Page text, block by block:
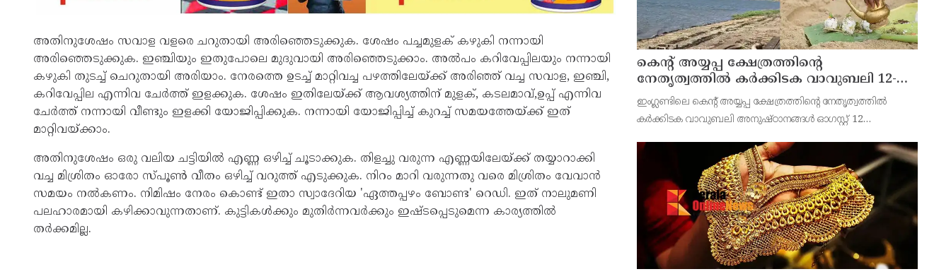
അതിനുശേഷം സവാള വളരെ ചറുതായി അരിഞ്ഞെടുക്കുക. ശേഷം പച്ചമുളക് കഴുകി നന്നായി
അരിഞ്ഞെടുക്കുക. ഇഞ്ചിയും ഇതുപോലെ മുദുവായി അരിഞ്ഞെടുക്കാം. അൽപം കറിവേപ്പിലയും നന്നായി
കഴുകി തുടച്ച് ചെറുതായി അരിയാം. നേരത്തെ ഉടച്ച് മാറ്റിവച്ച പഴത്തിലേയ്‌ക്ക് അരിഞ്ഞ് വച്ച സവാള, ഇഞ്ചി,
കറിവേപ്പില എന്നിവ ചേർത്ത് ഇളക്കുക. ശേഷം ഇതിലേയ്‌ക്ക് ആവശ്യത്തിന് മുളക്, കടലമാവ്,ഉപ്പ് എന്നിവ
ചേർത്ത് നന്നായി വീണ്ടും ഇളക്കി യോജിപ്പിക്കുക. നന്നായി യോജിപ്പിച്ച് കുറച്ച് സമയത്തേയ്‌ക്ക് ഇത്
മാറ്റിവയ്‌ക്കാം.
അതിനുശേഷം ഒരു വലിയ ചട്ടിയിൽ എണ്ണ ഒഴിച്ച് ചൂടാക്കുക. തിളച്ചു വരുന്ന എണ്ണയിലേയ്‌ക്ക് തയ്യാറാക്കി
വച്ച മിശ്രിതം ഓരോ സ്‌പൂണ്‍ വീതം ഒഴിച്ച് വറുത്ത് എടുക്കുക. നിറം മാറി വരുന്നതു വരെ മിശ്രിതം വേവാൻ
സമയം നൽകണം. നിമിഷം നേരം കൊണ്ട് ഇതാ സ്വാദേറിയ 'ഏത്തപ്പഴം ബോണ്ട' റെഡി. ഇത് നാലുമണി
പലഹാരമായി കഴിക്കാവുന്നതാണ്. കുട്ടികൾക്കും മുതിർന്നവർക്കും ഇഷ്‌ടപ്പെടുമെന്ന കാര്യത്തിൽ
തർക്കമില്ല.
കെന്റ് അയ്യപ്പ ക്ഷേത്രത്തിന്റെ
നേതൃത്വത്തിൽ കർക്കിടക വാവുബലി 12-ന് ;
ഒരുക്കങ്ങൾ പൂർത്തിയായി
ഇംഗ്ലണ്ടിലെ കെന്റ് അയ്യപ്പ ക്ഷേത്രത്തിന്റെ നേതൃത്വത്തിൽ
കർക്കിടക വാവുബലി അനുഷ്ഠാനങ്ങൾ ഓഗസ്റ്റ് 12
11.30 മുതൽ ഉച്ചയ്ക്ക് 3.00 വരെ ഭക്തിനിർഭരമായ അ